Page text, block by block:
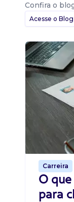
Confira o
Acesse o
Carreira
O
para